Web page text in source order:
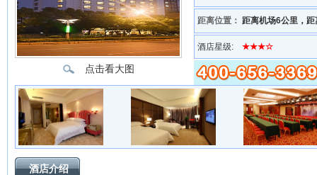
点击看大图
距离位置： 距离机场6公里，
酒店星级: ★★★☆
酒店介绍